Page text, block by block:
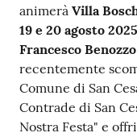
animerà Villa
19 e 20 agosto 2025
Francesco Benozzo
recentemente
Comune di San
Contrade di San
Nostra Festa" e